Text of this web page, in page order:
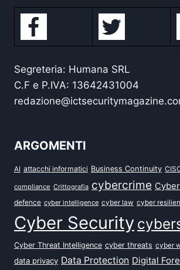
Segreteria: Humana SRL
C.F e P.IVA: 13642431004
ARGOMENTI
AI attacchi informatici Business Continuity
compliance Crittografia cybercrime
defence cyber intelligence cyber law cyber
Cyber Security
Cyber Threat Intelligence cyber threats cyber
data privacy Data Protection Digital